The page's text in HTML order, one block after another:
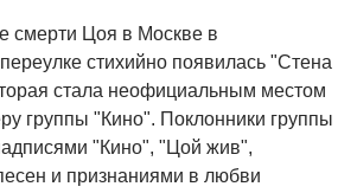
смерти Цоя в Москве в
стихийно появилась "Стена
стала неофициальным местом
группы "Кино". Поклонники группы
"Кино", "Цой жив",
и признаниями в любви